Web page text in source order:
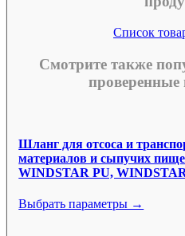
Список
Смотрите также
проверенные
Шланг для отсоса и
материалов и сыпучих
WINDSTAR PU,
Выбрать параметры →